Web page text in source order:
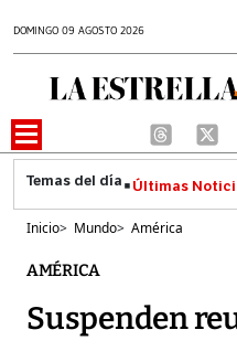
DOMINGO 09 AGOSTO 2026
Últimas
Inicio> Mundo> América
AMÉRICA
Suspenden